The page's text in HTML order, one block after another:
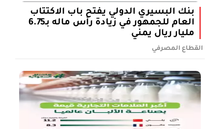
بنك البسيري الدولي يفتح باب الاكتتاب
العام للجمهور في زيادة رأس ماله بـ6.75
مليار ريال يمني
القطاع المصرفي